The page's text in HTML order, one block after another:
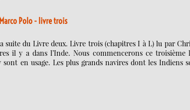
Polo - livre trois
suite du Livre deux. Livre trois (chapitres I à L) lu par
il y a dans l’Inde. Nous commencerons ce
sont en usage. Les plus grands navires dont les